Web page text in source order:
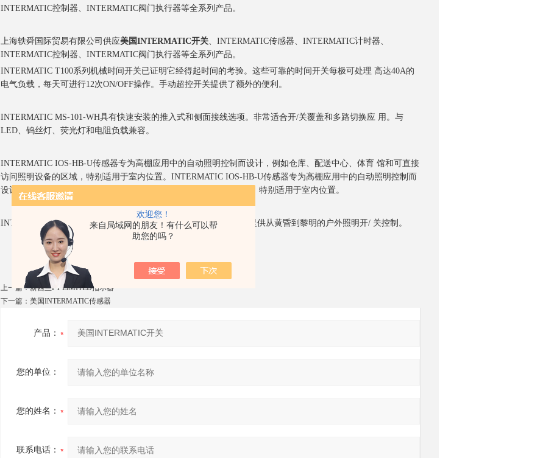
欢迎您！
来自局域网的朋友！有什么可以帮
助您的吗？
INTERMATIC控制器、INTERMATIC阀门执行器等全系列产品。
上海轶舜国际贸易有限公司供应美国INTERMATIC开关、INTERMATIC传感器、INTERMATIC计时器、
INTERMATIC控制器、INTERMATIC阀门执行器等全系列产品。
INTERMATIC T100系列机械时间开关已证明它经得起时间的考验。这些可靠的时间开关每极可处理 高达40A的
电气负载，每天可进行12次ON/OFF操作。手动超控开关提供了额外的便利。
INTERMATIC MS-101-WH具有快速安装的推入式和侧面接线选项。非常适合开/关覆盖和多路切换应 用。与
LED、钨丝灯、荧光灯和电阻负载兼容。
INTERMATIC IOS-HB-U传感器专为高棚应用中的自动照明控制而设计，例如仓库、配送中心、体育 馆和可直接
访问照明设备的区域，特别适用于室内位置。 INTERMATIC IOS-HB-U传感器专为高棚应用中的自动照明控制而
设计，例如仓库、配送中心、体育 馆和可直接访问照明设备的区域，特别适用于室内位置。
INTERMATIC光电控制装置安装在照明设备、柱灯或墙内箱内，以提供从黄昏到黎明的户外照明开/ 关控制。
上一篇：新西兰PT LIMITED指示器
下一篇： 美国INTERMATIC传感器
产品：
您的单位：
您的姓名：
联系电话：